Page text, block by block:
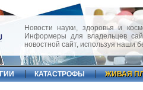
Новости науки, здоровья и
Информеры для владельцев
новостной сайт, используя
КАТАСТРОФЫ ЖИВАЯ